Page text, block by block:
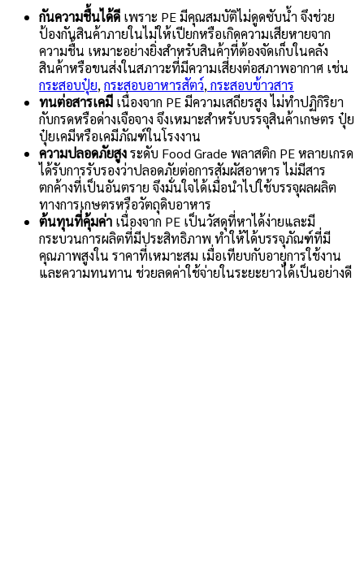
กันความชื้นได้ดี เพราะ PE มีคุณสมบัติไม่ดูดซับน้ำ จึงช่วย
ป้องกันสินค้าภายในไม่ให้เปียกหรือเกิดความเสียหายจาก
ความชื้น เหมาะอย่างยิ่งสำหรับสินค้าที่ต้องจัดเก็บในคลัง
สินค้าหรือขนส่งในสภาวะที่มีความเสี่ยงต่อสภาพอากาศ เช่น
กระสอบปุ๋ย,กระสอบอาหารสัตว์,กระสอบข้าวสาร
ทนต่อสารเคมี เนื่องจาก PE มีความเสถียรสูง ไม่ทำปฏิกิริยา
กับกรดหรือด่างเจือจาง จึงเหมาะสำหรับบรรจุสินค้าเกษตร ปุ๋ย
ปุ๋ยเคมีหรือเคมีภัณฑ์ในโรงงาน
ความปลอดภัยสูงระดับ Food Grade พลาสติก PE หลายเกรด
ได้รับการรับรองว่าปลอดภัยต่อการสัมผัสอาหาร ไม่มีสาร
ตกค้างที่เป็นอันตราย จึงมั่นใจได้เมื่อนำไปใช้บรรจุผลผลิต
ทางการเกษตรหรือวัตถุดิบอาหาร
ต้นทุนที่คุ้มค่า เนื่องจาก PE เป็นวัสดุที่หาได้ง่ายและมี
กระบวนการผลิตที่มีประสิทธิภาพ ทำให้ได้บรรจุภัณฑ์ที่มี
คุณภาพสูงใน ราคาที่เหมาะสม เมื่อเทียบกับอายุการใช้งาน
และความทนทาน ช่วยลดค่าใช้จ่ายในระยะยาวได้เป็นอย่างดี